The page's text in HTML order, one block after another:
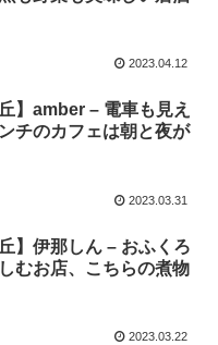
2023.04.12
】amber – 電車も見え
チのカフェは朝と夜が
2023.03.31
】伊那しん – おふくろ
むお店、こちらの煮物
2023.03.22